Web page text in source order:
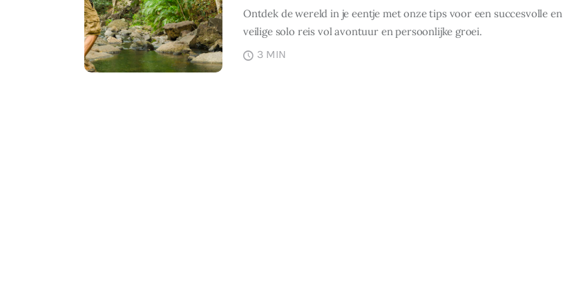
Ontdek de wereld in je eentje met onze tips voor een succesvolle en
veilige solo reis vol avontuur en persoonlijke groei.
3 MIN